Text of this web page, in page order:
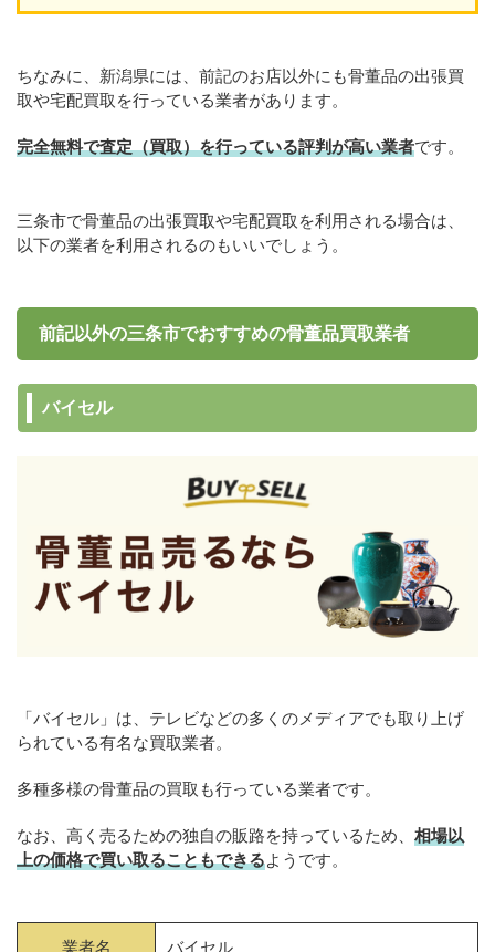
ちなみに、新潟県には、前記のお店以外にも骨董品の出張買
取や宅配買取を行っている業者があります。
完全無料で査定（買取）を行っている評判が高い業者です。
三条市で骨董品の出張買取や宅配買取を利用される場合は、
以下の業者を利用されるのもいいでしょう。
前記以外の三条市でおすすめの骨董品買取業者
バイセル
「バイセル」は、テレビなどの多くのメディアでも取り上げ
られている有名な買取業者。
多種多様の骨董品の買取も行っている業者です。
なお、高く売るための独自の販路を持っているため、 相場以
上の価格で買い取ることもできるようです。
業者名 バイセル